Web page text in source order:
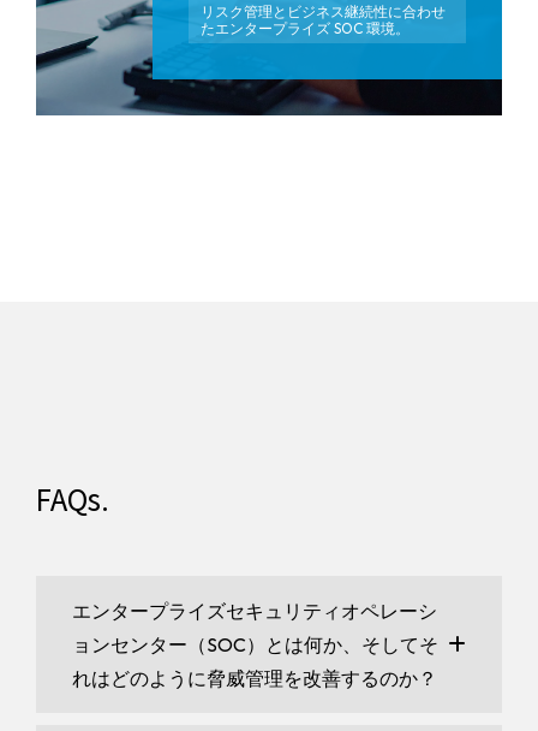
リスク管理とビジネス継続性に合わせ
たエンタープライズ SOC 環境。
FAQs.
エンタープライズセキュリティオペレーシ
ョンセンター（SOC）とは何か、そしてそ
れはどのように脅威管理を改善するのか？